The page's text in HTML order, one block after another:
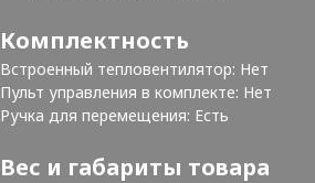
Комплектность
Встроенный тепловентилятор: Нет
Пульт управления в комплекте: Нет
Ручка для перемещения: Есть
Вес и габариты товара